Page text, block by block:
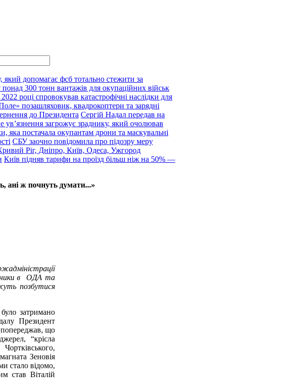
допомагає фсб тотально стежити за
300 тонн вантажів для окупаційних військ
році спровокував катастрофічні наслідки для
позашляховик, квадрокоптери та зарядні
до Президента Сергій Надал передав на
ув’язнення загрожує зраднику, який очолював
яка постачала окупантам дрони та маскувальні
СБУ заочно повідомила про підозру меру
Ріг, Дніпро, Київ, Одеса, Ужгород
Київ підняв тарифи на проїзд більш ніж на 50% —
ані ж почнуть думати...»
в ОДА та
позбутися
затримано
Президент
що
“крісла
Зеновія
стало відомо,
став Віталій